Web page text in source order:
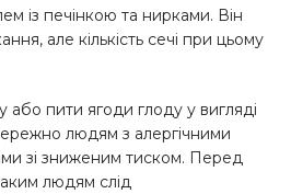
із печінкою та нирками. Він
але кількість сечі при цьому
або пити ягоди глоду у вигляді
людям з алергічними
зі зниженим тиском. Перед
людям слід